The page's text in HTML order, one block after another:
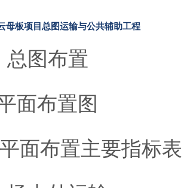
母板项目总图运输与公共辅助工程
总图布置
面布置图
面布置主要指标表